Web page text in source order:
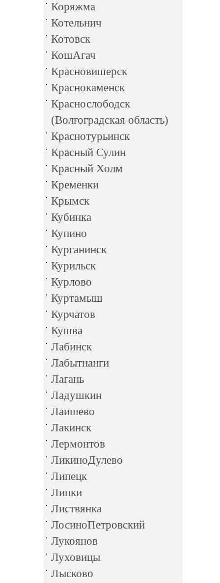
Коряжма
Котельнич
Котовск
КошАгач
Красновишерск
Краснокаменск
Краснослободск
(Волгоградская область)
Краснотурьинск
Красный Сулин
Красный Холм
Кременки
Крымск
Кубинка
Купино
Курганинск
Курильск
Курлово
Куртамыш
Курчатов
Кушва
Лабинск
Лабытнанги
Лагань
Ладушкин
Лаишево
Лакинск
Лермонтов
ЛикиноДулево
Липецк
Липки
Листвянка
ЛосиноПетровский
Лукоянов
Луховицы
Лысково